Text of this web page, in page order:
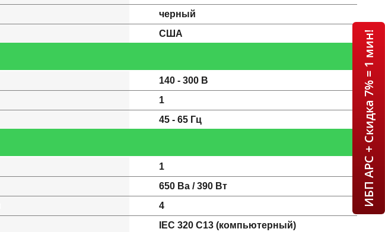
черный
США
140 - 300 В
1
45 - 65 Гц
1
650 Ва / 390 Вт
4
IEC 320 C13 (компьютерный)
ИБП APC + Скидка 7% = 1 мин!